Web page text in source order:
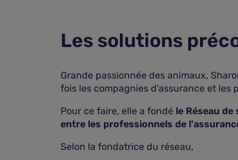
Les solutions
Grande passionnée des animaux,
fois les compagnies d'assurance et les
Pour ce faire, elle a fondé le Réseau
entre les professionnels de
Selon la fondatrice du réseau,